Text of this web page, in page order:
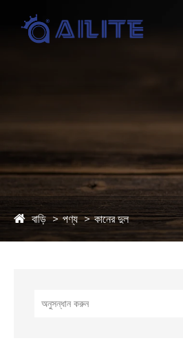
বাড়ি পণ্য কানের দুল